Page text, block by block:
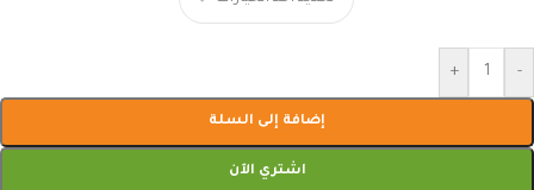
-
+
إضافة إلى السلة
اشتري الآن